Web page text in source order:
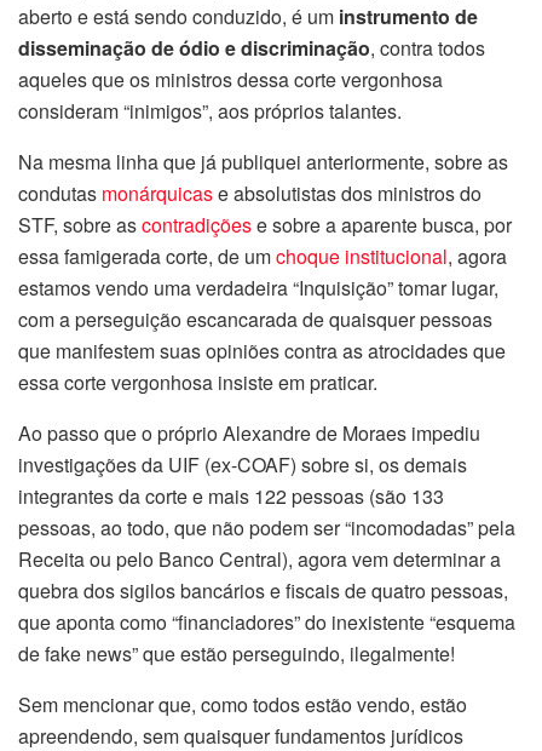
aberto e está sendo conduzido, é um instrumento de
disseminação de ódio e discriminação, contra todos
aqueles que os ministros dessa corte vergonhosa
consideram “inimigos”, aos próprios talantes.
Na mesma linha que já publiquei anteriormente, sobre as
condutas monárquicase absolutistas dos ministros do
STF, sobre ascontradiçõese sobre a aparente busca, por
essa famigerada corte, de umchoque institucional, agora
estamos vendo uma verdadeira “Inquisição” tomar lugar,
com a perseguição escancarada de quaisquer pessoas
que manifestem suas opiniões contra as atrocidades que
essa corte vergonhosa insiste em praticar.
Ao passo que o próprio Alexandre de Moraes impediu
investigações da UIF (ex-COAF) sobre si, os demais
integrantes da corte e mais 122 pessoas (são 133
pessoas, ao todo, que não podem ser “incomodadas” pela
Receita ou pelo Banco Central), agora vem determinar a
quebra dos sigilos bancários e fiscais de quatro pessoas,
que aponta como “financiadores” do inexistente “esquema
de fake news” que estão perseguindo, ilegalmente!
Sem mencionar que, como todos estão vendo, estão
apreendendo, sem quaisquer fundamentos jurídicos